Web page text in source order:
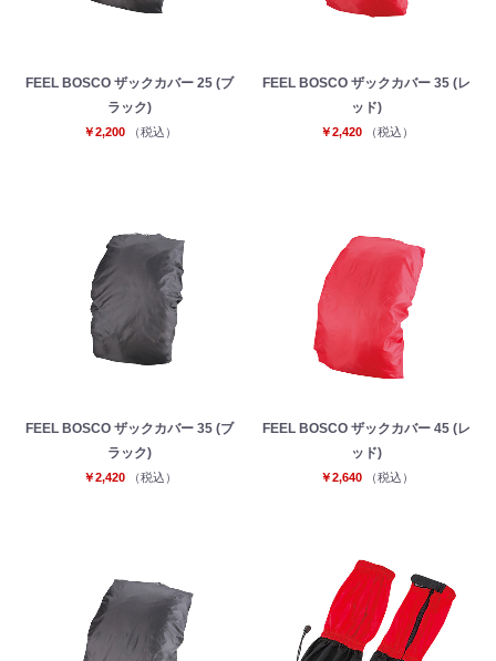
FEEL BOSCO ザックカバー 25 (ブ
ラック)
￥2,200 （税込）
FEEL BOSCO ザックカバー 35 (レ
ッド)
￥2,420 （税込）
FEEL BOSCO ザックカバー 35 (ブ
ラック)
￥2,420 （税込）
FEEL BOSCO ザックカバー 45 (レ
ッド)
￥2,640 （税込）